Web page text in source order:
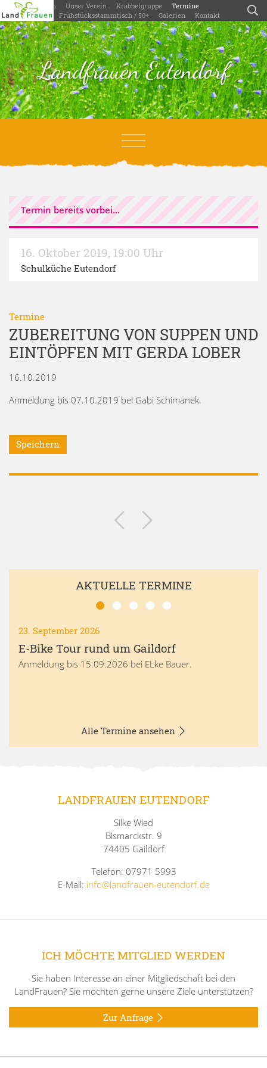
Willkommen Unser Verein Krabbelgruppe
Termine
Aktivitäten
Frühstücksstammtisch / 50+ Galerien Kontakt
Landfrauen Eutendorf
Termin bereits vorbei...
16. Oktober 2019, 19:00 Uhr
Schulküche Eutendorf
Termine
ZUBEREITUNG VON SUPPEN UND
EINTÖPFEN MIT GERDA LOBER
16.10.2019
Anmeldung bis 07.10.2019 bei Gabi Schimanek.
Speichern
AKTUELLE TERMINE
23. September 2026
E-Bike Tour rund um Gaildorf
Anmeldung bis 15.09.2026 bei ELke Bauer.
Alle Termine ansehen
LANDFRAUEN EUTENDORF
Silke Wied
Bismarckstr. 9
74405 Gaildorf
Telefon: 07971 5993
E-Mail: info@landfrauen-eutendorf.de
ICH MÖCHTE MITGLIED WERDEN
Sie haben Interesse an einer Mitgliedschaft bei den
LandFrauen? Sie möchten gerne unsere Ziele unterstützen?
Zur Anfrage